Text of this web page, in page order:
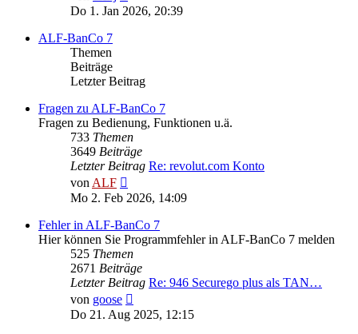
Beitrag
Do 1. Jan 2026, 20:39
ALF-BanCo 7
Themen
Beiträge
Letzter Beitrag
Fragen zu ALF-BanCo 7
Fragen zu Bedienung, Funktionen u.ä.
733 Themen
3649 Beiträge
Letzter Beitrag Re: revolut.com Konto
vonALF
Beitrag
Mo 2. Feb 2026, 14:09
Fehler in ALF-BanCo 7
Hier können Sie Programmfehler in ALF-BanCo 7 melden
525 Themen
2671 Beiträge
Letzter Beitrag Re: 946 Securego plus als TAN…
von goose
Beitrag
Do 21. Aug 2025, 12:15